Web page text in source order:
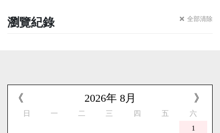
瀏覽紀錄 全部清除
《 》
2026年 8月
日 一 二 三 四 五
六
1